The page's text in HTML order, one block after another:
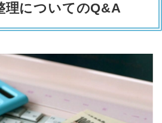
理についてのQ&A